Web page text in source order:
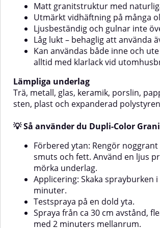
underlagTrä, metall, glas,
keramik, porslin, papper, kartong,
sten, plast och expanderad
polystyren.⚠️ Viktigt att tänka på
innan du använder Dupli-Color
Granite LookFör optimal
vidhäftning använd en för
primer.Produktionsberoende
nyansskillander kan
förekomma.För att produkten
ska vara väderbeständig
Granit klarlack.💡
underlaget:Vid applicering av
ljusa Granit Style-färger på mörka
ytor, använd först en ljus primer,
lämplig för underlaget.Vid behov
slipa ytan något. Ta bort dammet
från utjämningen.Ytan ska vara
ren, absolut fri från fett och helt
torr.Maskera områden som inte
ska målas.Lackering:Skaka
lookSkapa
med
projektEtt
ett exklusivt
använda
tänka påFör
till
grunda först
innan
mellan olika
ytan
alltid med
Style Klarlack
ytanSlipa vid
ren, torr och
inte ska
burken i
Matt granitstruktur med
Utmärkt vidhäftning på många
Ljusbeständig och gulnar inte
Låg lukt – behaglig att använda
Kan användas både inne och
alltid med klarlack vid
Lämpliga underlag
Trä, metall, glas, keramik, porslin,
sten, plast och expanderad
💡 Så använder du Dupli-Color
Förbered ytan: Rengör
smuts och fett. Använd en ljus
mörka underlag.
Applicering: Skaka sprayburken
minuter.
Testspraya på en dold yta.
Spraya från ca 30 cm avstånd,
med 2 minuters mellanrum.